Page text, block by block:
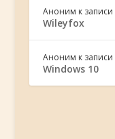
Аноним к записи
Wileyfox
Аноним к записи
Windows 10